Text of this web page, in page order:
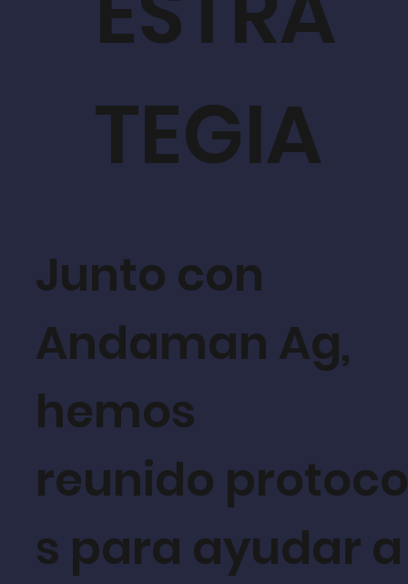
TEGIA
Junto con
Andaman Ag,
hemos
reunido
s para ayudar a